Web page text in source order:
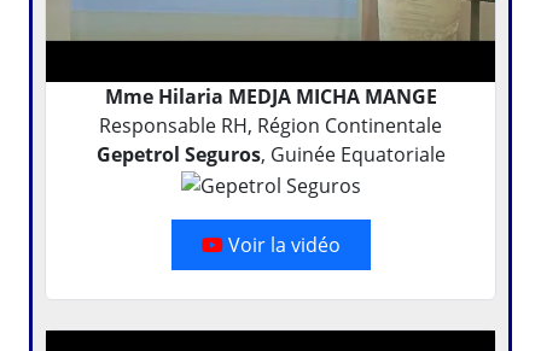
Mme Hilaria MEDJA MICHA MANGE
Responsable RH, Région Continentale
Gepetrol Seguros, Guinée Equatoriale
Voir la vidéo